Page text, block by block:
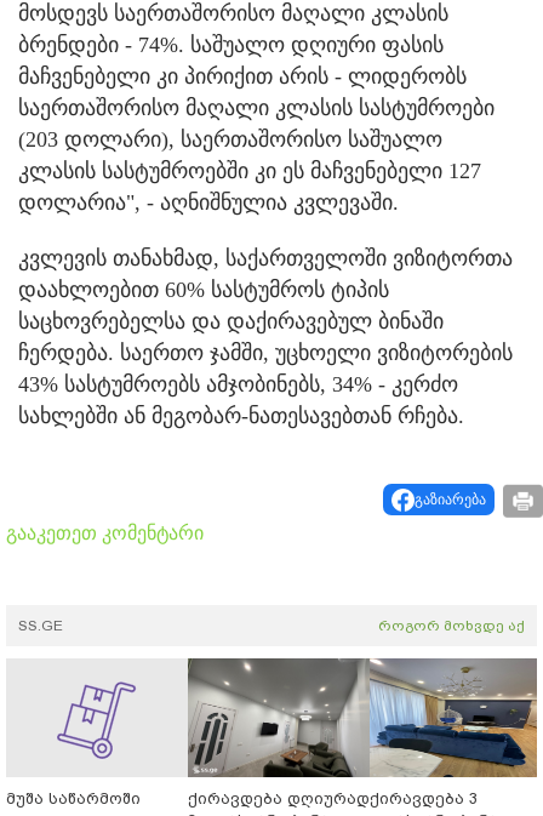
მოსდევს საერთაშორისო მაღალი კლასის
ბრენდები - 74%. საშუალო დღიური ფასის
მაჩვენებელი კი პირიქით არის - ლიდერობს
საერთაშორისო მაღალი კლასის სასტუმროები
(203 დოლარი), საერთაშორისო საშუალო
კლასის სასტუმროებში კი ეს მაჩვენებელი 127
დოლარია", - აღნიშნულია კვლევაში.
კვლევის თანახმად, საქართველოში ვიზიტორთა
დაახლოებით 60% სასტუმროს ტიპის
საცხოვრებელსა და დაქირავებულ ბინაში
ჩერდება. საერთო ჯამში, უცხოელი ვიზიტორების
43% სასტუმროებს ამჯობინებს, 34% - კერძო
სახლებში ან მეგობარ-ნათესავებთან რჩება.
გაზიარება
გააკეთეთ კომენტარი
SS.GE როგორ მოხვდე აქ
მუშა საწარმოში
ქირავდება დღიურადქირავდება 3